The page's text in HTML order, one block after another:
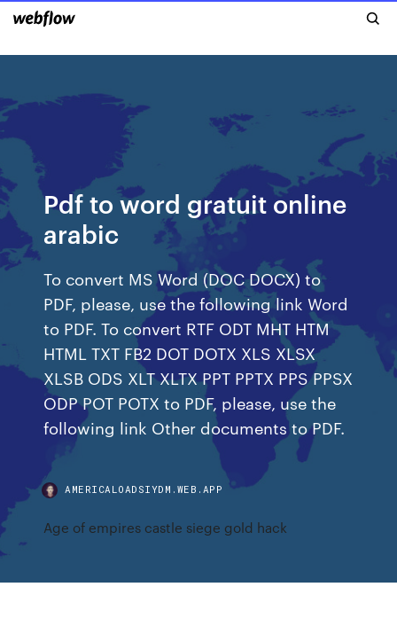
Pdf to word gratuit online
arabic
To convert MS Word (DOC DOCX) to
PDF, please, use the following link Word
to PDF. To convert RTF ODT MHT HTM
HTML TXT FB2 DOT DOTX XLS XLSX
XLSB ODS XLT XLTX PPT PPTX PPS PPSX
ODP POT POTX to PDF, please, use the
following link Other documents to PDF.
AMERICALOADSIYDM.WEB.APP
Age of empires castle siege gold hack